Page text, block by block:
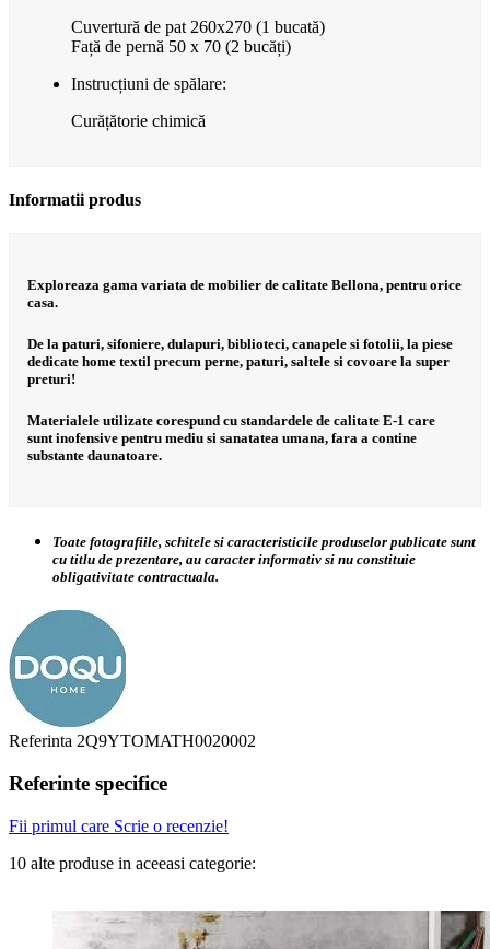
Cuvertură de pat 260x270 (1 bucată)
Față de pernă 50 x 70 (2 bucăți)
Instrucțiuni de spălare:
Curățătorie chimică
Informatii produs
Exploreaza gama variata de mobilier de calitate Bellona, pentru orice
casa.
De la paturi, sifoniere, dulapuri, biblioteci, canapele si fotolii, la piese
dedicate home textil precum perne, paturi, saltele si covoare la super
preturi!
Materialele utilizate corespund cu standardele de calitate E-1 care
sunt inofensive pentru mediu si sanatatea umana, fara a contine
substante daunatoare.
Toate fotografiile, schitele si caracteristicile produselor publicate sunt
cu titlu de prezentare, au caracter informativ si nu constituie
obligativitate contractuala.
Referinta 2Q9YTOMATH0020002
Referinte specifice
Fii primul care Scrie o recenzie!
10 alte produse in aceeasi categorie: